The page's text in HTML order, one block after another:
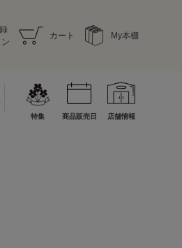
カート My本棚
特集 商品販売日 店舗情報